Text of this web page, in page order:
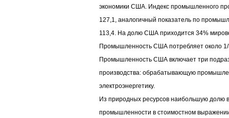
экономики США. Индекс промышленного
127,1, аналогичный показатель по
113,4. На долю США приходится 34%
Промышленность США потребляет около
Промышленность США включает три
производства: обрабатывающую
электроэнергетику.
Из природных ресурсов наибольшую
промышленности в стоимостном